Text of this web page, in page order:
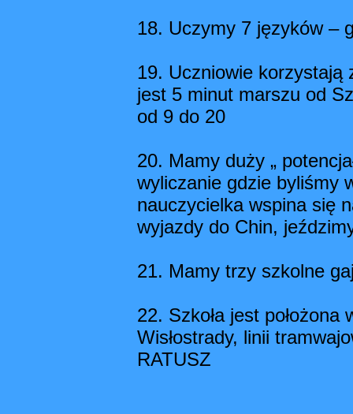
18. Uczymy 7 języków –
19. Uczniowie korzystają
jest 5 minut marszu od
od 9 do 20
20. Mamy duży „
wyliczanie gdzie byliśmy
nauczycielka wspina się
wyjazdy do Chin,
21. Mamy trzy szkolne
22. Szkoła jest
Wisłostrady, linii
RATUSZ